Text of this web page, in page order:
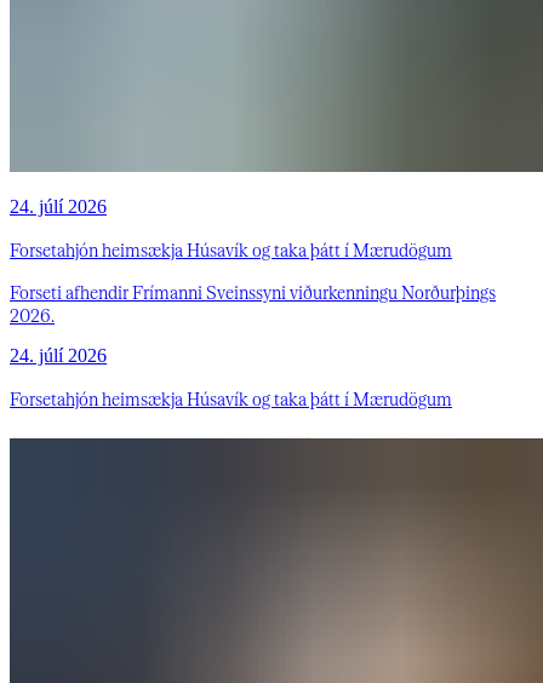
24. júlí 2026
Forsetahjón heimsækja Húsavík og taka þátt í Mærudögum
Forseti afhendir Frímanni Sveinssyni viðurkenningu Norðurþings
2026.
24. júlí 2026
Forsetahjón heimsækja Húsavík og taka þátt í Mærudögum